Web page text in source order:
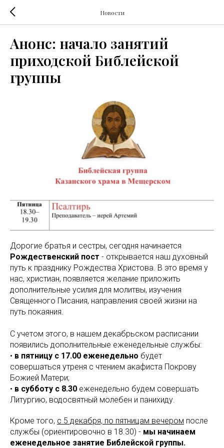
Новости
Анонс: начало занятий
приходской Библейской
группы
Дорогие братья и сестры, сегодня начинается
Рождественский пост - открывается наш духовный
путь к празднику Рождества Христова. В это время у
нас, христиан, появляется желание приложить
дополнительные усилия для молитвы, изучения
Священного Писания, направления своей жизни на
путь покаяния.
С учетом этого, в нашем декабрьском расписании
появились дополнительные еженедельные службы:
• в пятницу с 17.00 еженедельно будет
совершаться утреня с чтением акафиста Покрову
Божией Матери;
• в субботу с 8.30 еженедельно будем совершать
Литургию, водосвятный молебен и панихиду.
Кроме того, с 5 декабря, по пятницам вечером после
службы (ориентировочно в 18.30) - мы начинаем
еженедельное занятие Библейской группы.